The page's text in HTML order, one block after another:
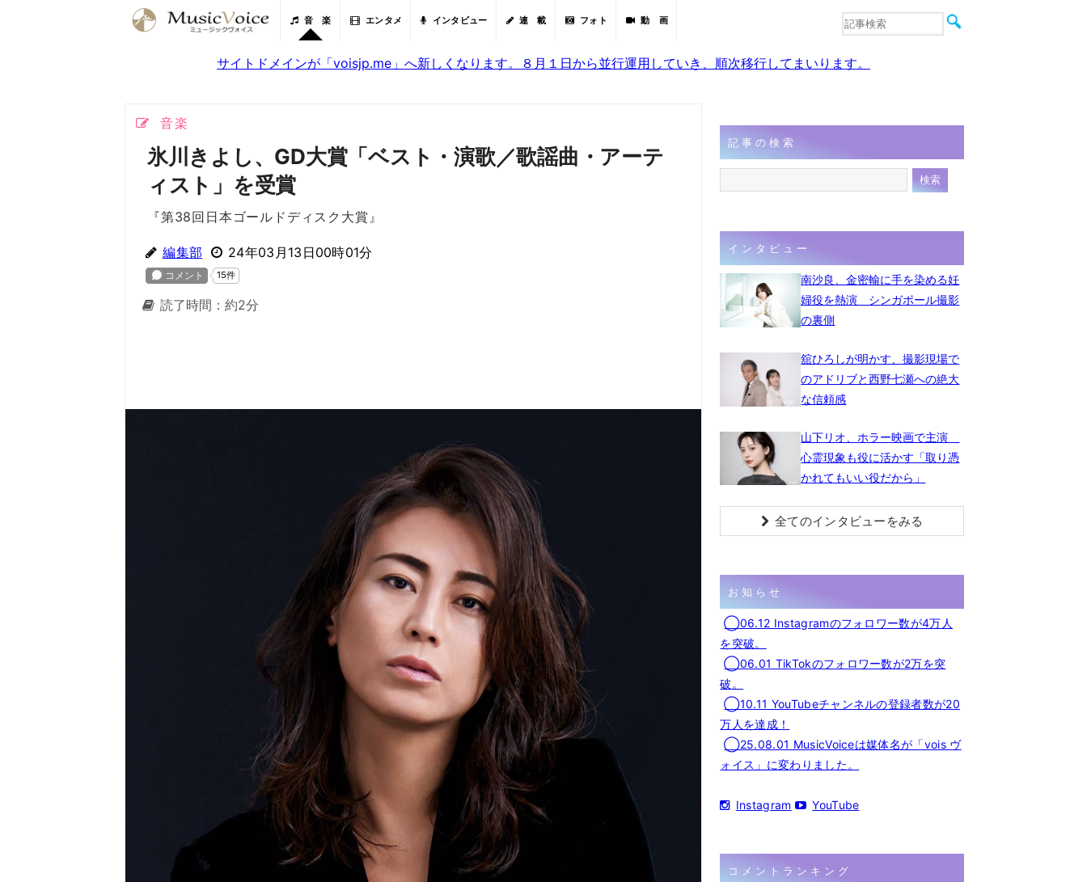
音 楽 エンタメ インタビュー 連 載 フォト 動 画
音楽
サイトドメインが「voisjp.me」へ新しくなります。８月１日から並行運用していき、順次移行してまいります。
音楽
氷川きよし、GD大賞「ベスト・演歌／歌謡曲・アーテ
ィスト」を受賞
『第38回日本ゴールドディスク大賞』
編集部 24年03月13日00時01分
読了時間：約2分
記事の検索
インタビュー
南沙良、金密輸に手を染める妊
婦役を熱演 シンガポール撮影
の裏側
舘ひろしが明かす、撮影現場で
のアドリブと西野七瀬への絶大
な信頼感
山下リオ、ホラー映画で主演
心霊現象も役に活かす「取り憑
かれてもいい役だから」
全てのインタビューをみる
お知らせ
◯06.12 Instagramのフォロワー数が4万人
を突破。
◯06.01 TikTokのフォロワー数が2万を突
破。
◯10.11 YouTubeチャンネルの登録者数が20
万人を達成！
◯25.08.01 MusicVoiceは媒体名が「vois ヴ
ォイス」に変わりました。
Instagram YouTube
コメントランキング